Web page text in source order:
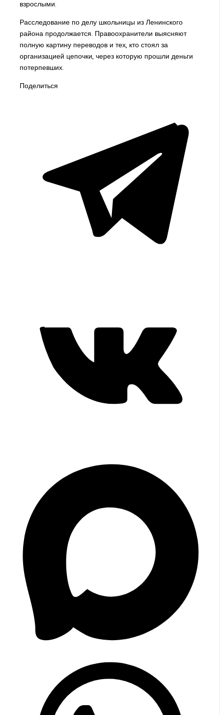
взрослыми.
Расследование по делу школьницы из Ленинского
района продолжается. Правоохранители выясняют
полную картину переводов и тех, кто стоял за
организацией цепочки, через которую прошли деньги
потерпевших.
Поделиться